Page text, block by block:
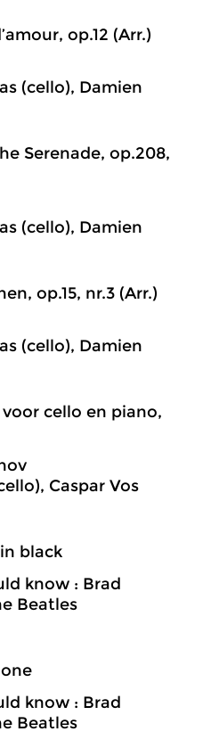
op.12 (Arr.)
(cello), Damien
Serenade, op.208,
(cello), Damien
op.15, nr.3 (Arr.)
(cello), Damien
voor cello en piano,
Caspar Vos
in black
know : Brad
Beatles
know : Brad
Beatles